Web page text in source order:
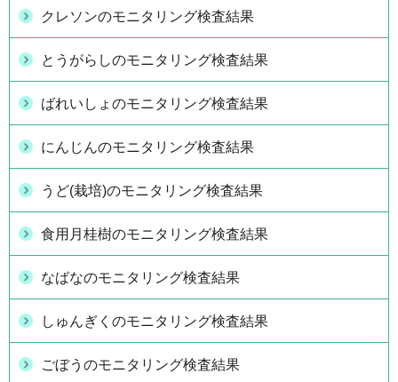
クレソンのモニタリング検査結果
とうがらしのモニタリング検査結果
ばれいしょのモニタリング検査結果
にんじんのモニタリング検査結果
うど(栽培)のモニタリング検査結果
食用月桂樹のモニタリング検査結果
なばなのモニタリング検査結果
しゅんぎくのモニタリング検査結果
ごぼうのモニタリング検査結果